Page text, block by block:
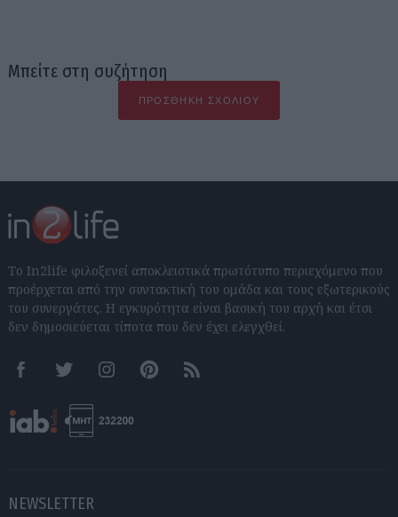
Μπείτε στη συζήτηση
ΠΡΟΣΘΉΚΗ ΣΧΟΛΊΟΥ
Το In2life φιλοξενεί αποκλειστικά πρωτότυπο περιεχόμενο που
προέρχεται από την συντακτική του ομάδα και τους εξωτερικούς
του συνεργάτες. Η εγκυρότητα είναι βασική του αρχή και έτσι
δεν δημοσιεύεται τίποτα που δεν έχει ελεγχθεί.
FacebookTwitter InstagramPinterestRSS feeds
NEWSLETTER